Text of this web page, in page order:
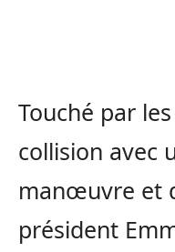
Touché par
collision avec
manœuvre et
président